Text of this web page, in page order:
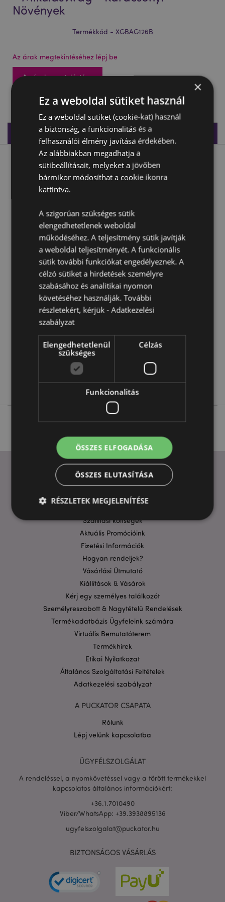
Növények
Termékkód - XGBAG126B
Az árak megtekintéséhez lépj be
Az árak megtekintése
288 db készleten
Termékleírás
Termékleírás
Ajándéktasak 17x9x23cm, Karácsonyi - Mikulásvirág -
Anyaga:Karton Ajándéktasak, Karton Üdvözlőkártya,
Szalag Fülek
Ünnep/Szezon/Alkalom:Karácsony
Termékjellemzők
További
Információ
Magasság 23cm Szélesség 17cm Vastagság 9cm
5055071512582
240
0.041000
Nem
Karácsonyi Virágok
GYIK
Szállítási költségek
Aktuális Promócióink
Fizetési Információk
Hogyan rendeljek?
Vásárlási Útmutató
Kiállítások & Vásárok
Kérj egy személyes találkozót
Személyreszabott & Nagytételű Rendelések
Termékadatbázis Ügyfeleink számára
Virtuális Bemutatóterem
Termékhírek
Etikai Nyilatkozat
Általános Szolgáltatási Feltételek
Adatkezelési szabályzat
A PUCKATOR CSAPATA
Rólunk
Lépj velünk kapcsolatba
ÜGYFÉLSZOLGÁLAT
A rendeléssel, a nyomkövetéssel vagy a törött termékekkel
kapcsolatos általános információkért:
+36.1.7010490
Viber/WhatsApp: +39.3938895136
ugyfelszolgalat@puckator.hu
BIZTONSÁGOS VÁSÁRLÁS
×
Ez a weboldal sütiket használ
Ez a weboldal sütiket (cookie-kat) használ
a biztonság, a funkcionalitás és a
felhasználói élmény javítása érdekében.
Az alábbiakban megadhatja a
sütibeállításait, melyeket a jövőben
bármikor módosíthat a cookie ikonra
kattintva.
A szigorúan szükséges sütik
elengedhetetlenek weboldal
működéséhez. A teljesítmény sütik javítják
a weboldal teljesítményét. A funkcionális
sütik további funkciókat engedélyeznek. A
célzó sütiket a hirdetések személyre
szabásához és analitikai nyomon
követéséhez használják. További
részletekért, kérjük -Adatkezelési
szabályzat
Elengedhetetlenül
szükséges
Célzás
Funkcionalitás
ÖSSZES ELFOGADÁSA
ÖSSZES ELUTASÍTÁSA
RÉSZLETEK MEGJELENÍTÉSE
Funkcionalitás
A weboldal működéséhez feltétlenül szükséges sütik
lehetővé teszik a webhely alapvető funkcióit,
fiókkezelést. A weboldal nem használható
megfelelően a feltétlenül szükséges sütik nélkül.
Név
Szolgáltató
CookieScriptConsent
PHPSESSID
adatvédelmi szabályzatát